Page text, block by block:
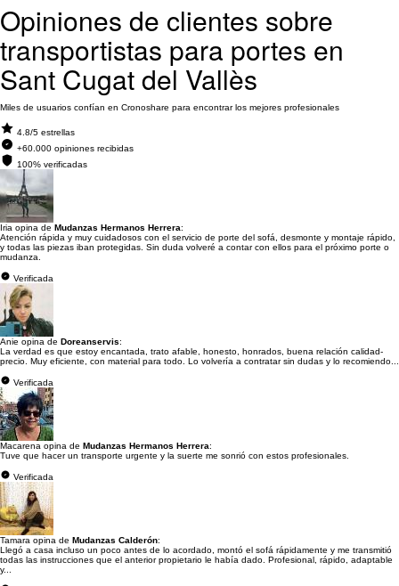
Opiniones de clientes sobre
transportistas para portes en
Sant Cugat del Vallès
Miles de usuarios confían en Cronoshare para encontrar los mejores profesionales
4.8/5 estrellas
+60.000 opiniones recibidas
100% verificadas
Iria opina de Mudanzas Hermanos Herrera:
Atención rápida y muy cuidadosos con el servicio de porte del sofá, desmonte y montaje rápido,
y todas las piezas iban protegidas. Sin duda volveré a contar con ellos para el próximo porte o
mudanza.
Verificada
Anie opina de Doreanservis:
La verdad es que estoy encantada, trato afable, honesto, honrados, buena relación calidad-
precio. Muy eficiente, con material para todo. Lo volvería a contratar sin dudas y lo recomiendo...
Verificada
Macarena opina de Mudanzas Hermanos Herrera:
Tuve que hacer un transporte urgente y la suerte me sonrió con estos profesionales.
Verificada
Tamara opina de Mudanzas Calderón:
Llegó a casa incluso un poco antes de lo acordado, montó el sofá rápidamente y me transmitió
todas las instrucciones que el anterior propietario le había dado. Profesional, rápido, adaptable
y...